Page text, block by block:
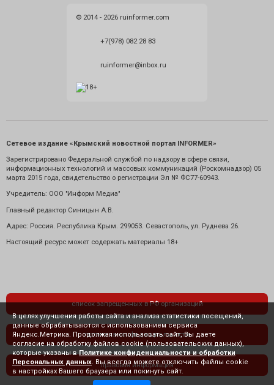
© 2014 - 2026 ruinformer.com
+7(978) 082 28 83
ruinformer@inbox.ru
Сетевое издание «Крымский новостной портал INFORMER»
Зарегистрировано Федеральной службой по надзору в сфере связи,
информационных технологий и массовых коммуникаций (Роскомнадзор) 05
марта 2015 года, свидетельство о регистрации Эл № ФС77-60943.
Учредитель: ООО "Информ Медиа"
Главный редактор Синицын А.В.
Адрес: Россия. Республика Крым. 299053. Севастополь, ул. Руднева 26.
Настоящий ресурс может содержать материалы 18+
список запрещенных в РФ организаций
политика конфиденциальности
правовая информация
В целях улучшения работы сайта и анализа статистики посещений,
данные обрабатываются с использованием сервиса
Яндекс.Метрика. Продолжая использовать сайт, Вы даете
согласие на обработку файлов cookie (пользовательских данных),
которые указаны в Политике конфиденциальности и обработки
Персональных данных . Вы всегда можете отключить файлы cookie
в настройках Вашего браузера или покинуть сайт.